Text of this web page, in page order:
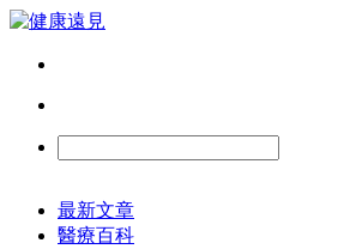
最新文章
醫療百科